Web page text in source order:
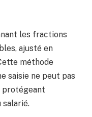
les fractions
ajusté en
méthode
saisie ne peut pas
protégeant
salarié.